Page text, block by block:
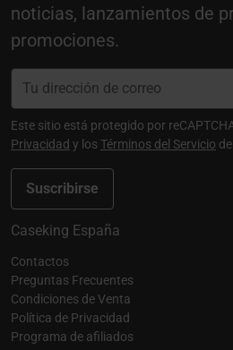
noticias, lanzamientos de
promociones.
Suscribirse
Este sitio está protegido por
Privacidad y losTérminos del Servicio
Caseking España
Contactos
Preguntas Frecuentes
Condiciones de Venta
Política de Privacidad
Programa de afiliados